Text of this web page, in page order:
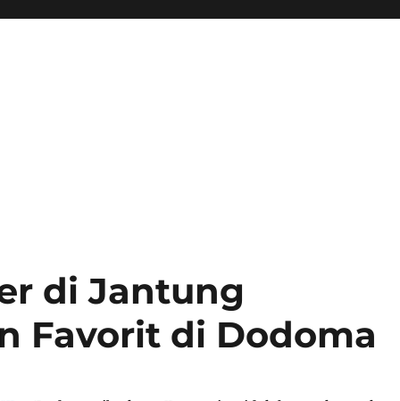
di Jantung
Favorit di Dodoma